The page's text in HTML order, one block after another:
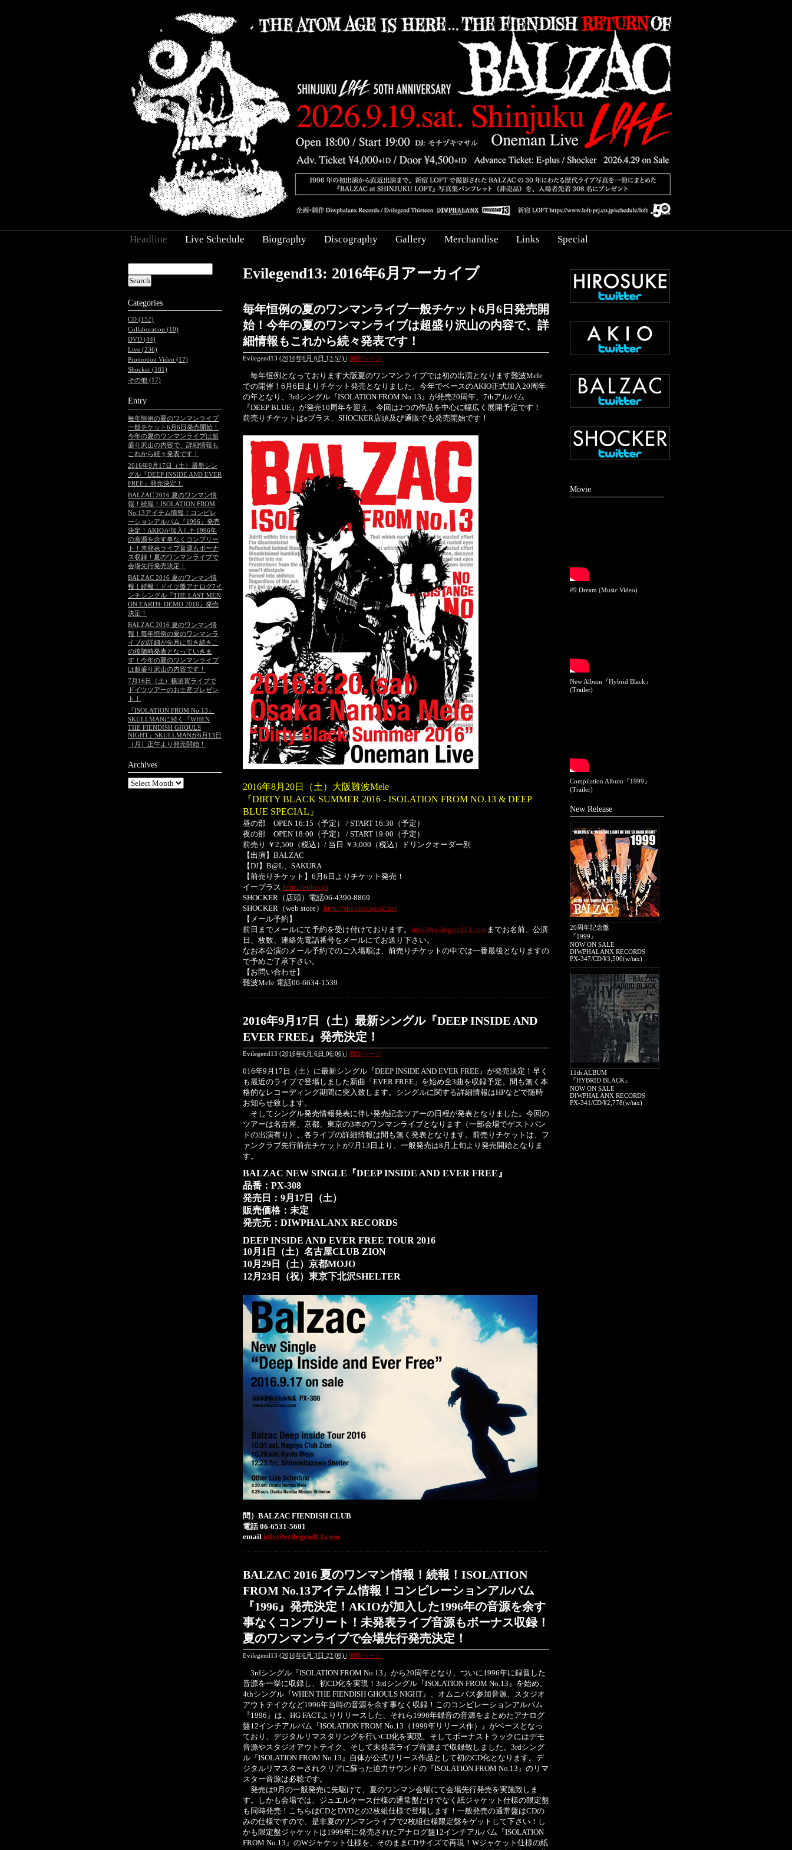
Headline Live Schedule Biography Discography Gallery Merchandise Links Special
Evilegend13: 2016年6月アーカイブ
毎年恒例の夏のワンマンライブ一般チケット6月6日発売開
始！今年の夏のワンマンライブは超盛り沢山の内容で、詳
細情報もこれから続々発表です！
Evilegend13 (2016年6月 6日 13:57) | 個別ページ
毎年恒例となっております大阪夏のワンマンライブでは初の出演となります難波Mele
での開催！6月6日よりチケット発売となりました。今年でベースのAKIO正式加入20周年
の年となり、3rdシングル『ISOLATION FROM No.13』が発売20周年、7thアルバム
『DEEP BLUE』が発売10周年を迎え、今回は2つの作品を中心に幅広く展開予定です！
前売りチケットはeプラス、SHOCKER店頭及び通販でも発売開始です！
2016年8月20日（土）大阪難波Mele
『DIRTY BLACK SUMMER 2016 - ISOLATION FROM NO.13 & DEEP
BLUE SPECIAL』
昼の部 OPEN 16:15（予定） / START 16:30（予定）
夜の部 OPEN 18:00（予定） / START 19:00（予定）
前売り ￥2,500（税込）/ 当日 ￥3,000（税込）ドリンクオーダー別
【出演】BALZAC
【DJ】B@L、SAKURA
【前売りチケット】6月6日よりチケット発売！
イープラス http://eplus.jp
SHOCKER（店頭）電話06-4390-8869
SHOCKER（web store） http://shocker.ocnk.net
【メール予約】
前日までメールにて予約を受け付けております。 info@evilegend13.com までお名前、公演
日、枚数、連絡先電話番号をメールにてお送り下さい。
なお本公演のメール予約でのご入場順は、前売りチケットの中では一番最後となりますの
で予めご了承下さい。
【お問い合わせ】
難波Mele 電話06-6634-1539
2016年9月17日（土）最新シングル『DEEP INSIDE AND
EVER FREE』発売決定！
Evilegend13 (2016年6月 6日 06:06) 個別ページ
016年9月17日（土）に最新シングル『DEEP INSIDE AND EVER FREE』が発売決定！早く
も最近のライブで登場しました新曲「EVER FREE」を始め全3曲を収録予定。間も無く本
格的なレコーディング期間に突入致します。シングルに関する詳細情報はHPなどで随時
お知らせ致します。
そしてシングル発売情報発表に伴い発売記念ツアーの日程が発表となりました。今回の
ツアーは名古屋、京都、東京の3本のワンマンライブとなります（一部会場でゲストバン
ドの出演有り）。各ライブの詳細情報は間も無く発表となります。前売りチケットは、フ
ァンクラブ先行前売チケットが7月13日より、一般発売は8月上旬より発売開始となりま
す。
BALZAC NEW SINGLE『DEEP INSIDE AND EVER FREE』
品番：PX-308
発売日：9月17日（土）
販売価格：未定
発売元：DIWPHALANX RECORDS
DEEP INSIDE AND EVER FREE TOUR 2016
10月1日（土）名古屋CLUB ZION
10月29日（土）京都MOJO
12月23日（祝）東京下北沢SHELTER
問）BALZAC FIENDISH CLUB
電話 06-6531-5601
email info@evilegend13.com
BALZAC 2016 夏のワンマン情報！続報！ISOLATION
FROM No.13アイテム情報！コンピレーションアルバム
『1996』発売決定！AKIOが加入した1996年の音源を余す
事なくコンプリート！未発表ライブ音源もボーナス収録！
夏のワンマンライブで会場先行発売決定！
Evilegend13 (2016年6月 3日 23:09) | 個別ページ
3rdシングル『ISOLATION FROM No.13』から20周年となり、ついに1996年に録音した
音源を一挙に収録し、初CD化を実現！3rdシングル『ISOLATION FROM No.13』を始め、
4thシングル『WHEN THE FIENDISH GHOULS NIGHT』、オムニバス参加音源、スタジオ
アウトテイクなど1996年当時の音源を余す事なく収録！このコンピレーションアルバム
『1996』は、HG FACTよりリリースした、それら1996年録音の音源をまとめたアナログ
盤12インチアルバム『ISOLATION FROM No.13（1999年リリース作）』がベースとなっ
ており、デジタルリマスタリングを行いCD化を実現。そしてボーナストラックにはデモ
音源やスタジオアウトテイク、そして未発表ライブ音源まで収録致しました。3rdシング
ル『ISOLATION FROM No.13』自体が公式リリース作品として初のCD化となります。デ
ジタルリマスターされクリアに蘇った迫力サウンドの『ISOLATION FROM No.13』のリマ
スター音源は必聴です。
発売は9月の一般発売に先駆けて、夏のワンマン会場にて会場先行発売を実施致しま
す。しかも会場では、ジュエルケース仕様の通常盤だけでなく紙ジャケット仕様の限定盤
も同時発売！こちらはCDとDVDとの2枚組仕様で登場します！一般発売の通常盤はCDの
みの仕様ですので、是非夏のワンマンライブで2枚組仕様限定盤をゲットして下さい！し
かも限定盤ジャケットは1999年に発売されたアナログ盤12インチアルバム『ISOLATION
FROM No.13』のWジャケット仕様を、そのままCDサイズで再現！Wジャケット仕様の紙
Categories
CD (152)
Collaboration (10)
DVD (44)
Live (236)
Promotion Video (17)
Shocker (181)
その他 (17)
Entry
毎年恒例の夏のワンマンライブ
一般チケット6月6日発売開始！
今年の夏のワンマンライブは超
盛り沢山の内容で、詳細情報も
これから続々発表です！
2016年9月17日（土）最新シン
グル『DEEP INSIDE AND EVER
FREE』発売決定！
BALZAC 2016 夏のワンマン情
報！続報！ISOLATION FROM
No.13アイテム情報！コンピレ
ーションアルバム『1996』発売
決定！AKIOが加入した1996年
の音源を余す事なくコンプリー
ト！未発表ライブ音源もボーナ
ス収録！夏のワンマンライブで
会場先行発売決定！
BALZAC 2016 夏のワンマン情
報！続報！ドイツ盤アナログ7イ
ンチシングル『THE LAST MEN
ON EARTH: DEMO 2016』発売
決定！
BALZAC 2016 夏のワンマン情
報！毎年恒例の夏のワンマンラ
イブの詳細が先月に引き続きこ
の後随時発表となっていきま
す！今年の夏のワンマンライブ
は超盛り沢山の内容です！
7月16日（土）横須賀ライブで
ドイツツアーのお土産プレゼン
ト！
『ISOLATION FROM No.13』
SKULLMANに続く『WHEN
THE FIENDISH GHOULS
NIGHT』SKULLMANが6月13日
（月）正午より発売開始！
Archives
Movie
#9 Dream (Music Video)
New Album『Hybrid Black』
(Trailer)
Compilation Album『1999』
(Trailer)
New Release
20周年記念盤
『1999』
NOW ON SALE
DIWPHALANX RECORDS
PX-347/CD/¥3,500(w/tax)
11th ALBUM
『HYBRID BLACK』
NOW ON SALE
DIWPHALANX RECORDS
PX-341/CD/¥2,778(w/tax)